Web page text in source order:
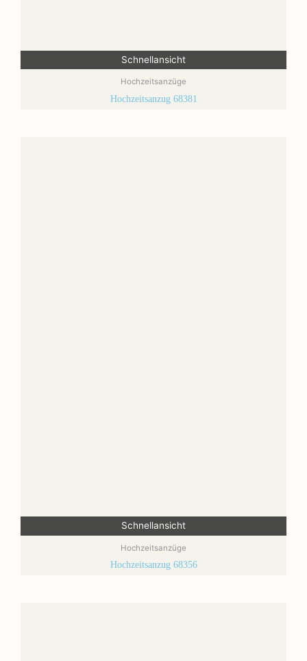
Schnellansicht
Hochzeitsanzüge
Hochzeitsanzug 68381
Schnellansicht
Hochzeitsanzüge
Hochzeitsanzug 68356